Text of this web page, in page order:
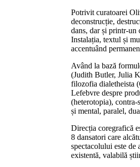
Potrivit curatoarei
deconstrucție,
dans, dar și printr-un
Instalația, textul și
accentuând
Având la bază
(Judith Butler, Julia
filozofia dialetheista
Lefebvre despre
(heterotopia),
și mental, paralel,
Direcția coregrafică
8 dansatori care
spectacolului este de
existentă, valabilă